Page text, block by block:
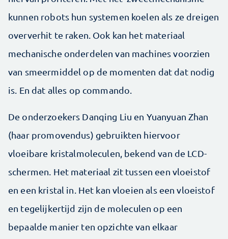
kunnen robots hun systemen koelen als ze dreigen
oververhit te raken. Ook kan het materiaal
mechanische onderdelen van machines voorzien
van smeermiddel op de momenten dat dat nodig
is. En dat alles op commando.
De onderzoekers Danqing Liu en Yuanyuan Zhan
(haar promovendus) gebruikten hiervoor
vloeibare kristalmoleculen, bekend van de LCD-
schermen. Het materiaal zit tussen een vloeistof
en een kristal in. Het kan vloeien als een vloeistof
en tegelijkertijd zijn de moleculen op een
bepaalde manier ten opzichte van elkaar